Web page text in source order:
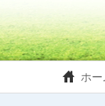
ホー